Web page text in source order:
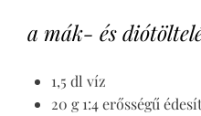
a mák- és
1,5 dl víz
20 g 1:4 erősségű